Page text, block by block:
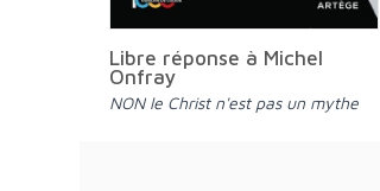
Libre réponse à Michel
Onfray
NON le Christ n'est pas un mythe